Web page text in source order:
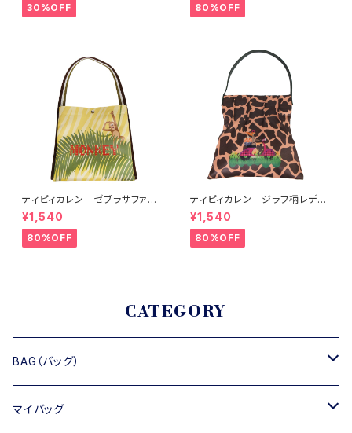
30%OFF 80%OFF
ティピィカレン ゼブラサファリ
2WAYワンハンドルミニバッグ
¥1,540
80%OFF
ティピィカレン ジラフ柄レディ
ガールプリントタックワンショル
ダーバッグ
¥1,540
80%OFF
CATEGORY
BAG（バッグ）
トートバッグ
マイバッグ